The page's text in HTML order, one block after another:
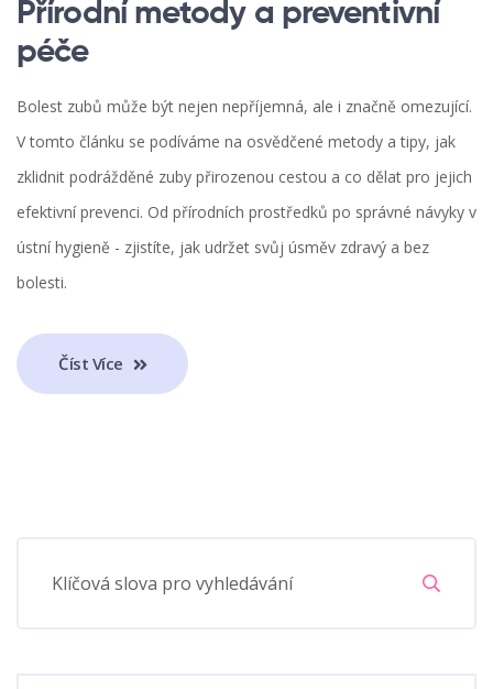
Přírodní metody a preventivní
péče
Bolest zubů může být nejen nepříjemná, ale i značně omezující.
V tomto článku se podíváme na osvědčené metody a tipy, jak
zklidnit podrážděné zuby přirozenou cestou a co dělat pro jejich
efektivní prevenci. Od přírodních prostředků po správné návyky v
ústní hygieně - zjistíte, jak udržet svůj úsměv zdravý a bez
bolesti.
Číst Více